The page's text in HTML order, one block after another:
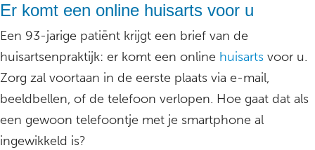
Er komt een online huisarts voor u
Een 93-jarige patiënt krijgt een brief van de
huisartsenpraktijk: er komt een online huisarts voor u.
Zorg zal voortaan in de eerste plaats via e-mail,
beeldbellen, of de telefoon verlopen. Hoe gaat dat als
een gewoon telefoontje met je smartphone al
ingewikkeld is?